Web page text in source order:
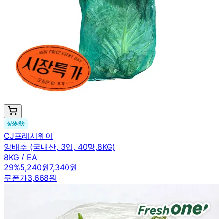
CJ프레시웨이
양배추 (국내산, 3입, 40망,8KG)
8KG / EA
29%5,240원7,340원
쿠폰가3,668원